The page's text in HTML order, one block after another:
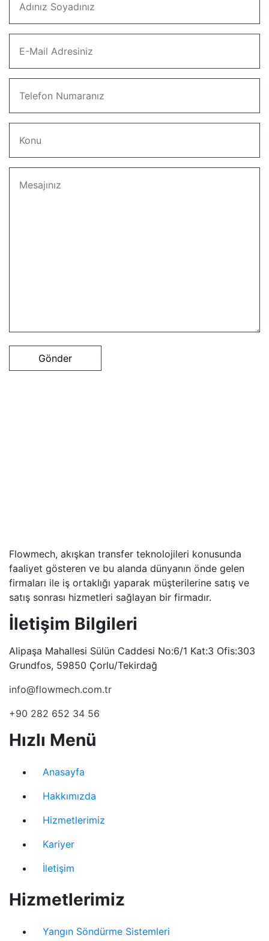
Flowmech, akışkan transfer teknolojileri konusunda
faaliyet gösteren ve bu alanda dünyanın önde gelen
firmaları ile iş ortaklığı yaparak müşterilerine satış ve
satış sonrası hizmetleri sağlayan bir firmadır.
Hızlı Menü
Anasayfa
Hakkımızda
Hizmetlerimiz
Kariyer
İletişim
Hizmetlerimiz
Yangın Söndürme Sistemleri
İletişim Bilgileri
Alipaşa Mahallesi Sülün Caddesi No:6/1 Kat:3 Ofis:303
Grundfos, 59850 Çorlu/Tekirdağ
info@flowmech.com.tr
+90 282 652 34 56